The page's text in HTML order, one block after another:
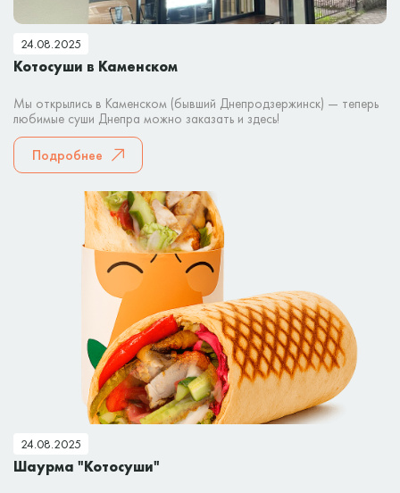
24.08.2025
Котосуши в Каменском
Мы открылись в Каменском (бывший Днепродзержинск) — теперь
любимые суши Днепра можно заказать и здесь!
Подробнее
24.08.2025
Шаурма "Котосуши"